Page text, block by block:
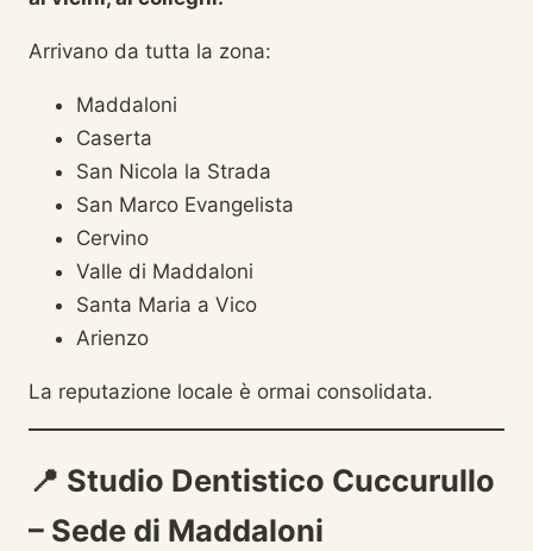
Arrivano da tutta la zona:
Maddaloni
Caserta
San Nicola la Strada
San Marco Evangelista
Cervino
Valle di Maddaloni
Santa Maria a Vico
Arienzo
La reputazione locale è ormai consolidata.
📍 Studio Dentistico Cuccurullo
– Sede di Maddaloni